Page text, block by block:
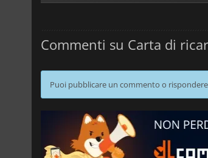
Commenti su Carta di
Puoi pubblicare un commento o